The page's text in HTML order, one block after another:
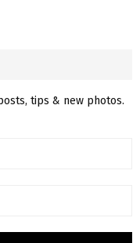
tips & new photos.